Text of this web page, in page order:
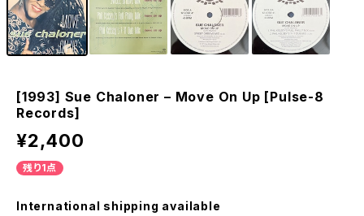
[1993] Sue Chaloner – Move On Up [Pulse-8
Records]
¥2,400
残り1点
International shipping available